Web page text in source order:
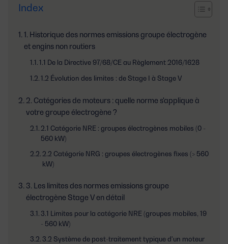
Index
1. Historique des normes emissions groupe électrogène
et engins non routiers
1.1 De la Directive 97/68/CE au Règlement 2016/1628
1.2 Évolution des limites : de Stage I à Stage V
2. Catégories de moteurs : quelle norme s'applique à
votre groupe électrogène ?
2.1 Catégorie NRE : groupes électrogènes mobiles (0 -
560 kW)
2.2 Catégorie NRG : groupes électrogènes fixes (> 560
kW)
3. Les limites des normes emissions groupe
électrogène Stage V en détail
3.1 Limites pour la catégorie NRE (groupes mobiles, 19
- 560 kW)
3.2 Système de post-traitement typique d'un moteur